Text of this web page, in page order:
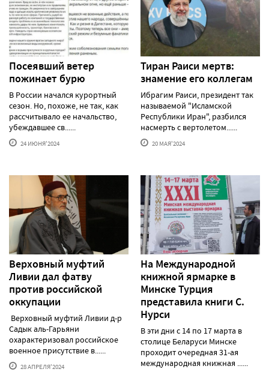
Посеявший ветер
пожинает бурю
В России начался курортный
сезон. Но, похоже, не так, как
рассчитывало ее начальство,
убеждавшее св......
24 ИЮНЯ'2024
Тиран Раиси мертв:
знамение его коллегам
Ибрагим Раиси, президент так
называемой "Исламской
Республики Иран", разбился
насмерть с вертолетом......
20 МАЯ'2024
Верховный муфтий
Ливии дал фатву
против российской
оккупации
Верховный муфтий Ливии д-р
Садык аль-Гарьяни
охарактеризовал российское
военное присутствие в......
28 АПРЕЛЯ'2024
На Международной
книжной ярмарке в
Минске Турция
представила книги С.
Нурси
В эти дни с 14 по 17 марта в
столице Беларуси Минске
проходит очередная 31-ая
международная книжная ......